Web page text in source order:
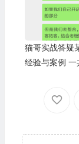
猫哥实战答疑
经验与案例 一